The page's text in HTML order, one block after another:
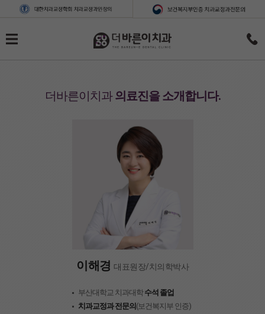
더바른이치과의료진을 소개합니다.
이해경 대표원장/치의학박사
부산대학교 치과대학 수석 졸업
치과교정과 전문의(보건복지부 인증)